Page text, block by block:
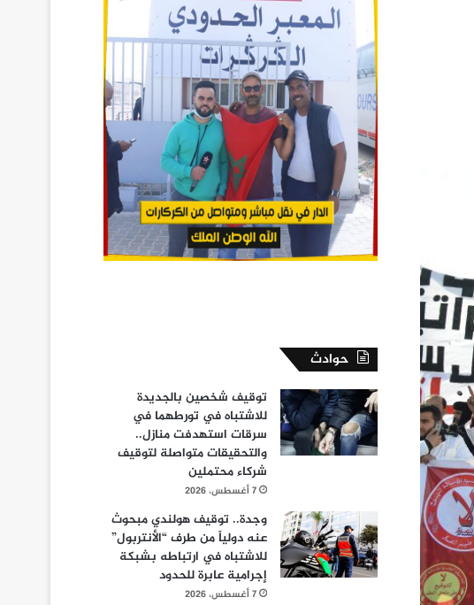
حوادث
توقيف شخصين بالجديدة
للاشتباه في تورطهما في
سرقات استهدفت منازل..
والتحقيقات متواصلة لتوقيف
شركاء محتملين
7 أغسطس، 2026
وجدة.. توقيف هولندي مبحوث
عنه دولياً من طرف “الأنتربول”
للاشتباه في ارتباطه بشبكة
إجرامية عابرة للحدود
7 أغسطس، 2026